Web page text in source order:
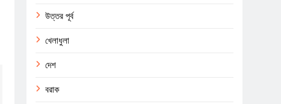
উত্তর পূর্ব
খেলাধুলা
দেশ
বরাক